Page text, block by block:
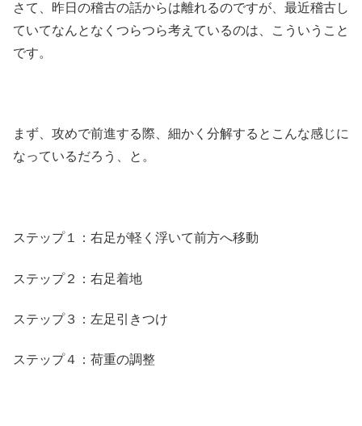
さて、昨日の稽古の話からは離れるのですが、最近稽古し
ていてなんとなくつらつら考えているのは、こういうこと
です。
まず、攻めで前進する際、細かく分解するとこんな感じに
なっているだろう、と。
ステップ１：右足が軽く浮いて前方へ移動
ステップ２：右足着地
ステップ３：左足引きつけ
ステップ４：荷重の調整